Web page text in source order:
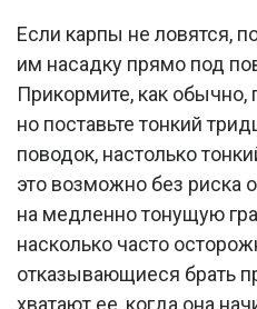
Если карпы не ловятся,
им насадку прямо под
Прикормите, как
но поставьте тонкий
поводок, настолько
это возможно без риска
на медленно тонущую
насколько часто
отказывающиеся брать